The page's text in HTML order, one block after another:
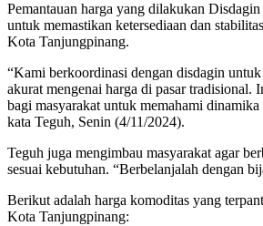
Pemantauan harga yang dilakukan
untuk memastikan ketersediaan dan
Kota Tanjungpinang.
“Kami berkoordinasi dengan disdagin untuk
akurat mengenai harga di pasar tradisional.
bagi masyarakat untuk memahami
kata Teguh, Senin (4/11/2024).
Teguh juga mengimbau masyarakat agar
sesuai kebutuhan. “Berbelanjalah dengan
Berikut adalah harga komoditas yang
Kota Tanjungpinang: